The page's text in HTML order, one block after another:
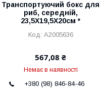
Транспортуючий бокс для
риб, середній,
23,5X19,5X20см *
A2005636
567,08 ₴
Немає в наявності
+380 (98) 846-84-46